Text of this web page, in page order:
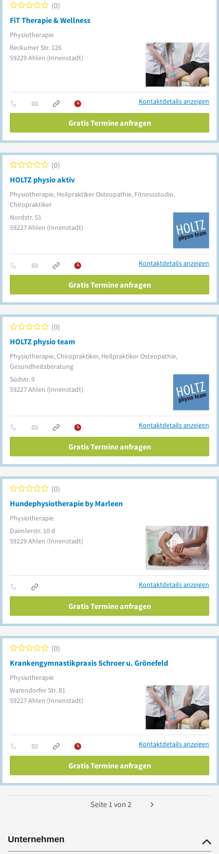
FiT Therapie & Wellness
Physiotherapie
0
Beckumer Str. 126
59229Ahlen (Innenstadt)
Kontaktdetails anzeigen
Gratis Termine anfragen
HOLTZ physio aktiv
Physiotherapie, Heilpraktiker Osteopathie, Fitnessstudio,
Chiropraktiker
0
Nordstr. 51
59227Ahlen (Innenstadt)
Kontaktdetails anzeigen
Gratis Termine anfragen
HOLTZ physio team
Physiotherapie, Chiropraktiker, Heilpraktiker Osteopathie,
Gesundheitsberatung
0
Südstr. 9
59227Ahlen (Innenstadt)
Kontaktdetails anzeigen
Gratis Termine anfragen
Hundephysiotherapie by Marleen
Physiotherapie
0
Daimlerstr. 10 d
59229Ahlen (Innenstadt)
Kontaktdetails anzeigen
Gratis Termine anfragen
Krankengymnastikpraxis Schroer u. Grönefeld
Physiotherapie
0
Warendorfer Str. 81
59227Ahlen (Innenstadt)
Kontaktdetails anzeigen
Gratis Termine anfragen
Seite 1 von 2
Unternehmen